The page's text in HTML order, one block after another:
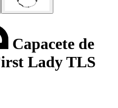
Capacete de
Lady TLS